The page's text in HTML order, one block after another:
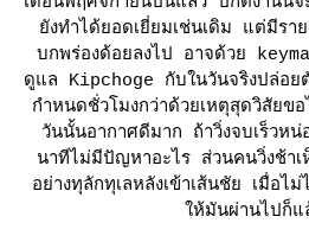
งทำได้ยอดเยี่ยมเช่นเดิม แต่มีราย
บกพร่องด้อยลงไป อาจด้วย
ดูแล Kipchoge กับในวันจริงปล่อย
กำหนดชั่วโมงกว่าด้วยเหตุสุดวิสัยขอ
วันนั้นอากาศดีมาก ถ้าวิ่งจบเร็วห
นาทีไม่มีปัญหาอะไร ส่วนคนวิ่งช้าเ
อย่างทุลักทุเลหลังเข้าเส้นชัย เมื่อไ
ห้มันผ่านไปก็แ